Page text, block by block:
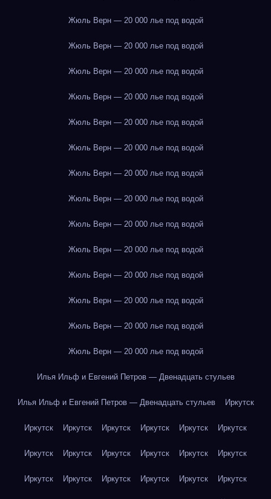
Жюль Верн — 20 000 лье под водой
Жюль Верн — 20 000 лье под водой
Жюль Верн — 20 000 лье под водой
Жюль Верн — 20 000 лье под водой
Жюль Верн — 20 000 лье под водой
Жюль Верн — 20 000 лье под водой
Жюль Верн — 20 000 лье под водой
Жюль Верн — 20 000 лье под водой
Жюль Верн — 20 000 лье под водой
Жюль Верн — 20 000 лье под водой
Жюль Верн — 20 000 лье под водой
Жюль Верн — 20 000 лье под водой
Жюль Верн — 20 000 лье под водой
Жюль Верн — 20 000 лье под водой
Илья Ильф и Евгений Петров — Двенадцать стульев
Илья Ильф и Евгений Петров — Двенадцать стульев Иркутск
Иркутск Иркутск Иркутск Иркутск Иркутск Иркутск
Иркутск Иркутск Иркутск Иркутск Иркутск Иркутск
Иркутск Иркутск Иркутск Иркутск Иркутск Иркутск